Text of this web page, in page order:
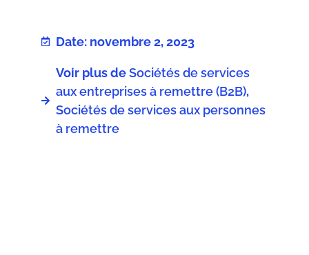
Date: novembre 2, 2023
Voir plus deSociétés de services
aux entreprises à remettre (B2B),
Sociétés de services aux personnes
à remettre